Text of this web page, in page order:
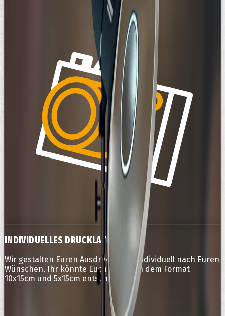
INDIVIDUELLES DRUCKLAYOUT
Wir gestalten Euren Ausdruck ganz individuell nach Euren
Wünschen. Ihr könnte Euch zwischen dem Format
10x15cm und 5x15cm entscheiden.